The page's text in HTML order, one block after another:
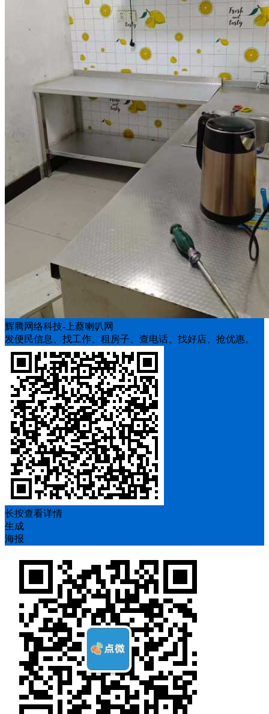
辉腾网络科技-上蔡喇叭网
发便民信息、找工作、租房子、查电话、找好店、抢优惠。
长按查看详情
生成
海报